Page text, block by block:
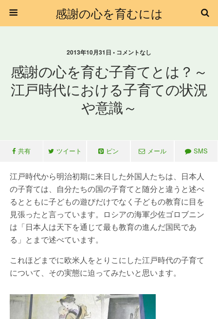
感謝の心を育むには
2013年10月31日 • コメントなし
感謝の心を育む子育てとは？～
江戸時代における子育ての状況
や意識～
共有 ツイート ピン メール SMS
江戸時代から明治初期に来日した外国人たちは、日本人
の子育ては、自分たちの国の子育てと随分と違うと述べ
るとともに子どもの遊びだけでなく子どもの教育に目を
見張ったと言っています。ロシアの海軍少佐ゴロブニン
は「日本人は天下を通じて最も教育の進んだ国民であ
る」とまで述べています。
これほどまでに欧米人をとりこにした江戸時代の子育て
について、その実態に迫ってみたいと思います。